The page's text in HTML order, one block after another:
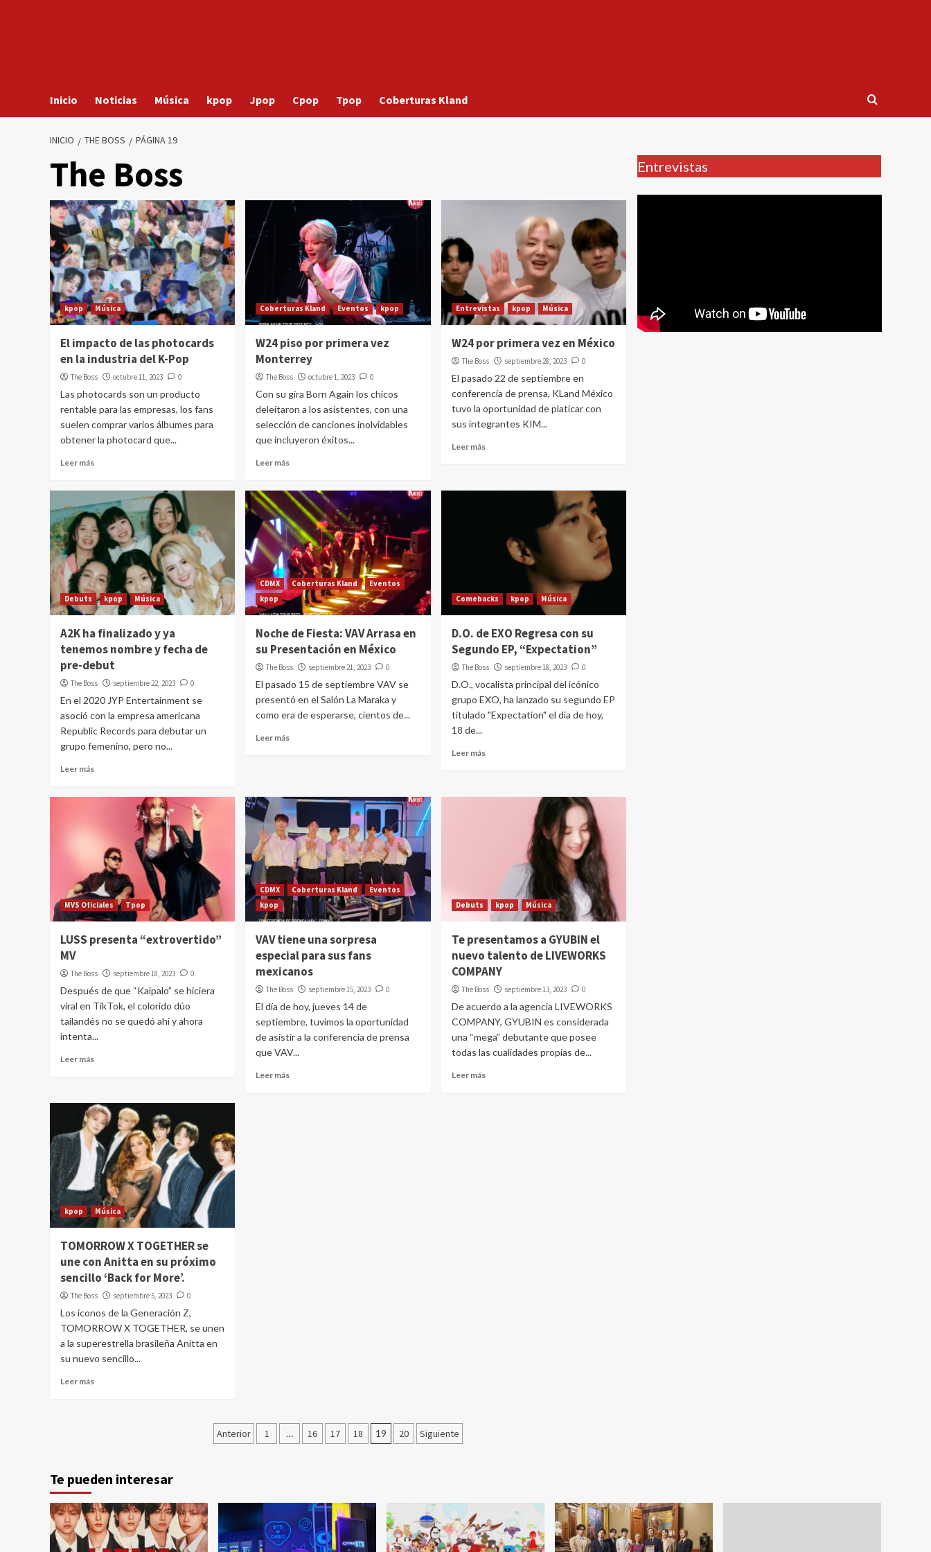
Inicio Noticias Música kpop Jpop Cpop Tpop Coberturas Kland
INICIO THE BOSS PÁGINA 19
The Boss
kpop Música
El impacto de las photocards
en la industria del K-Pop
The Boss octubre 11, 2023 0
Las photocards son un producto
rentable para las empresas, los fans
suelen comprar varios álbumes para
obtener la photocard que...
Leer más
Coberturas Kland Eventos kpop
W24 piso por primera vez
Monterrey
The Boss octubre 1, 2023 0
Con su gira Born Again los chicos
deleitaron a los asistentes, con una
selección de canciones inolvidables
que incluyeron éxitos...
Leer más
Entrevistas kpop Música
W24 por primera vez en México
The Boss septiembre 28, 2023 0
El pasado 22 de septiembre en
conferencia de prensa, KLand México
tuvo la oportunidad de platicar con
sus integrantes KIM...
Leer más
Debuts kpop Música
A2K ha finalizado y ya
tenemos nombre y fecha de
pre-debut
The Boss septiembre 22, 2023 0
En el 2020 JYP Entertainment se
asoció con la empresa americana
Republic Records para debutar un
grupo femenino, pero no...
Leer más
CDMX Coberturas Kland
Eventos
kpop
Noche de Fiesta: VAV Arrasa en
su Presentación en México
The Boss septiembre 21, 2023 0
El pasado 15 de septiembre VAV se
presentó en el Salón La Maraka y
como era de esperarse, cientos de...
Leer más
Comebacks kpop Música
D.O. de EXO Regresa con su
Segundo EP, “Expectation”
The Boss septiembre 18, 2023 0
D.O., vocalista principal del icónico
grupo EXO, ha lanzado su segundo EP
titulado "Expectation" el día de hoy,
18 de...
Leer más
MVS Oficiales Tpop
LUSS presenta “extrovertido”
MV
The Boss septiembre 18, 2023 0
Después de que “Kaipalo” se hiciera
viral en TikTok, el colorido dúo
tailandés no se quedó ahí y ahora
intenta...
Leer más
CDMX Coberturas Kland
Eventos
kpop
VAV tiene una sorpresa
especial para sus fans
mexicanos
The Boss septiembre 15, 2023 0
El día de hoy, jueves 14 de
septiembre, tuvimos la oportunidad
de asistir a la conferencia de prensa
que VAV...
Leer más
Debuts kpop Música
Te presentamos a GYUBIN el
nuevo talento de LIVEWORKS
COMPANY
The Boss septiembre 13, 2023 0
De acuerdo a la agencia LIVEWORKS
COMPANY, GYUBIN es considerada
una “mega” debutante que posee
todas las cualidades propias de...
Leer más
kpop Música
TOMORROW X TOGETHER se
une con Anitta en su próximo
sencillo ‘Back for More’.
The Boss septiembre 5, 2023 0
Los íconos de la Generación Z,
TOMORROW X TOGETHER, se unen
a la superestrella brasileña Anitta en
su nuevo sencillo...
Leer más
Paginación
Anterior 1 … 16 17 18 19 20 Siguiente
Entrevistas
Te pueden interesar